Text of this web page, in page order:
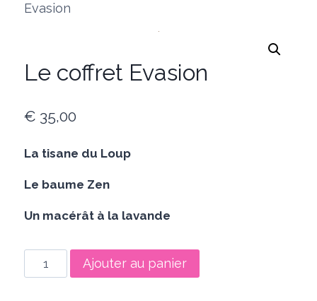
Evasion
Le coffret Evasion
€ 35,00
La tisane du Loup
Le baume Zen
Un macérât à la lavande
quantité
de
Ajouter au panier